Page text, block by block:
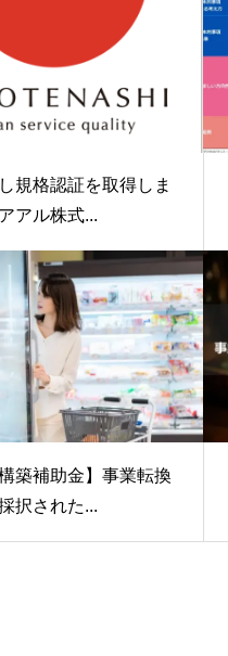
規格認証を取得しま
アル株式...
築補助金】事業転換
択された...